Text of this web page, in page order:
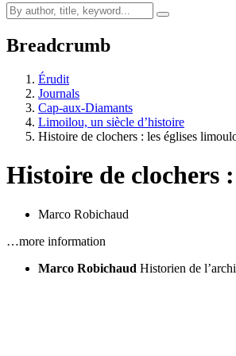
Breadcrumb
Érudit
Journals
Cap-aux-Diamants
Limoilou, un siècle d’histoire
Histoire de clochers : les églises
Histoire de clochers
Marco Robichaud
…more information
Marco Robichaud Historien de